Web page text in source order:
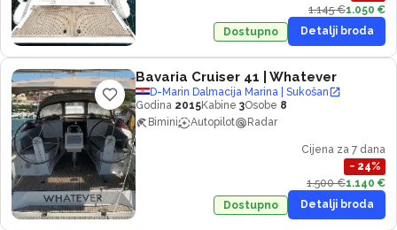
1.145 €1.050 €
Dostupno
Detalji broda
Bavaria Cruiser 41 | Whatever
D-Marin Dalmacija Marina | Sukošan
Godina 2015Kabine 3Osobe 8
Bimini
Autopilot Radar
Cijena za 7 dana
− 24%
1.500 €1.140 €
Dostupno
Detalji broda